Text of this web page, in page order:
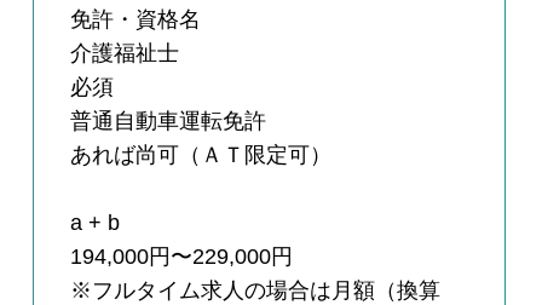
免許・資格名
介護福祉士
必須
普通自動車運転免許
あれば尚可（ＡＴ限定可）
a + b
194,000円〜229,000円
※フルタイム求人の場合は月額（換算